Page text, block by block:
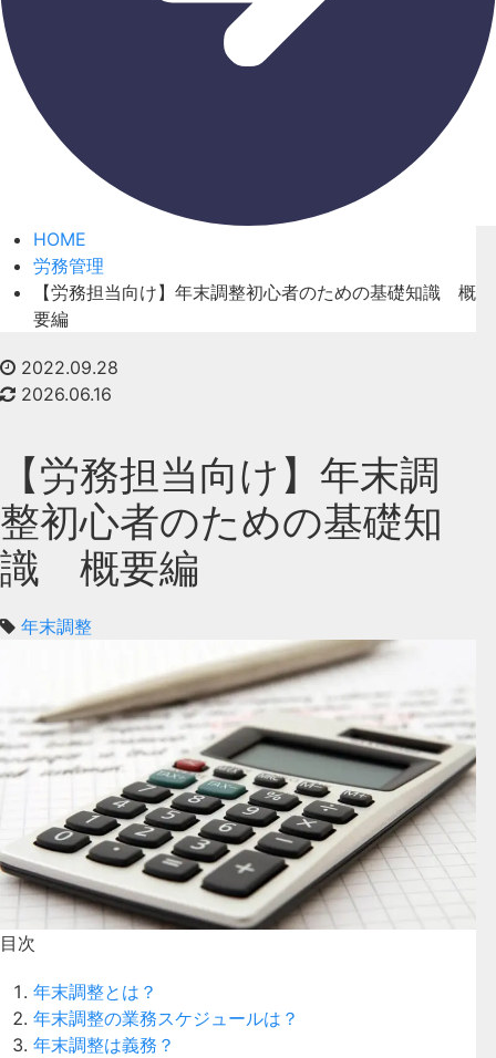
HOME
労務管理
【労務担当向け】年末調整初心者のための基礎知識 概
要編
2022.09.28
2026.06.16
【労務担当向け】年末調
整初心者のための基礎知
識 概要編
年末調整
目次
年末調整とは？
年末調整の業務スケジュールは？
年末調整は義務？